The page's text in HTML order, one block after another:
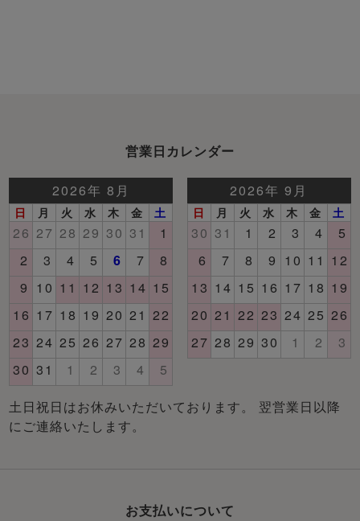
営業日カレンダー
土日祝日はお休みいただいております。 翌営業日以降
にご連絡いたします。
お支払いについて